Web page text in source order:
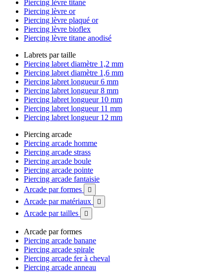
Piercing lèvre titane
Piercing lèvre or
Piercing lèvre plaqué or
Piercing lèvre bioflex
Piercing lèvre titane anodisé
Labrets par taille
Piercing labret diamètre 1,2 mm
Piercing labret diamètre 1,6 mm
Piercing labret longueur 6 mm
Piercing labret longueur 8 mm
Piercing labret longueur 10 mm
Piercing labret longueur 11 mm
Piercing labret longueur 12 mm
Piercing arcade
Piercing arcade homme
Piercing arcade strass
Piercing arcade boule
Piercing arcade pointe
Piercing arcade fantaisie
Arcade par formes

Arcade par matériaux 
Arcade par tailles 
Arcade par formes
Piercing arcade banane
Piercing arcade spirale
Piercing arcade fer à cheval
Piercing arcade anneau